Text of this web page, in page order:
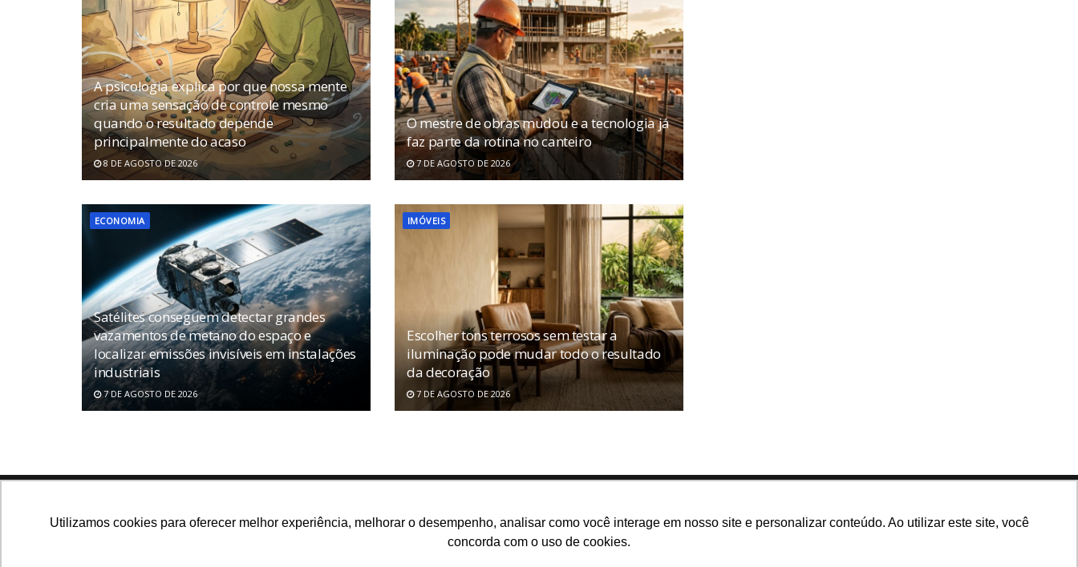
Utilizamos cookies para oferecer melhor experiência, melhorar o desempenho, analisar como você interage em nosso site e personalizar conteúdo. Ao utilizar este site, você
concorda com o uso de cookies.
A psicologia explica por que nossa mente
cria uma sensação de controle mesmo
quando o resultado depende
principalmente do acaso
8 DE AGOSTO DE 2026
O mestre de obras mudou e a tecnologia já
faz parte da rotina no canteiro
7 DE AGOSTO DE 2026
ECONOMIA
Satélites conseguem detectar grandes
vazamentos de metano do espaço e
localizar emissões invisíveis em instalações
industriais
7 DE AGOSTO DE 2026
IMÓVEIS
Escolher tons terrosos sem testar a
iluminação pode mudar todo o resultado
da decoração
7 DE AGOSTO DE 2026
Siga nossas redes